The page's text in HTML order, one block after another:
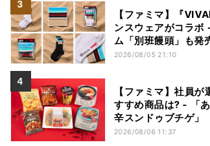
【ファミマ】『
ンスウェアがコラボ
ム「別班饅頭」も発
2026/08/05 21:10
【ファミマ】社員
すすめ商品は? - 「
辛スンドゥブチゲ」
ビ焼き味噌らー麺」
2026/08/06 11:37